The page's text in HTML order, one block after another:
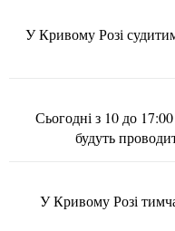
У Кривому Розі
Сьогодні з 10 до
будуть
У Кривому Розі